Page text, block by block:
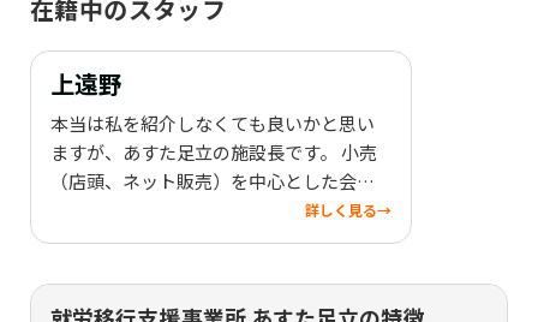
在籍中のスタッフ
上遠野
本当は私を紹介しなくても良いかと思い
ますが、あすた足立の施設長です。 小売
（店頭、ネット販売）を中心とした会社
の代表を努めていました。 現在も福祉事
業と平行して宅配水事業を展開していま
詳しく見る→